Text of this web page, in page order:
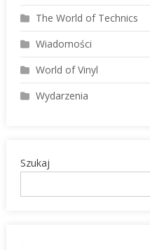
The World of Technics
Wiadomości
World of Vinyl
Wydarzenia
Szukaj